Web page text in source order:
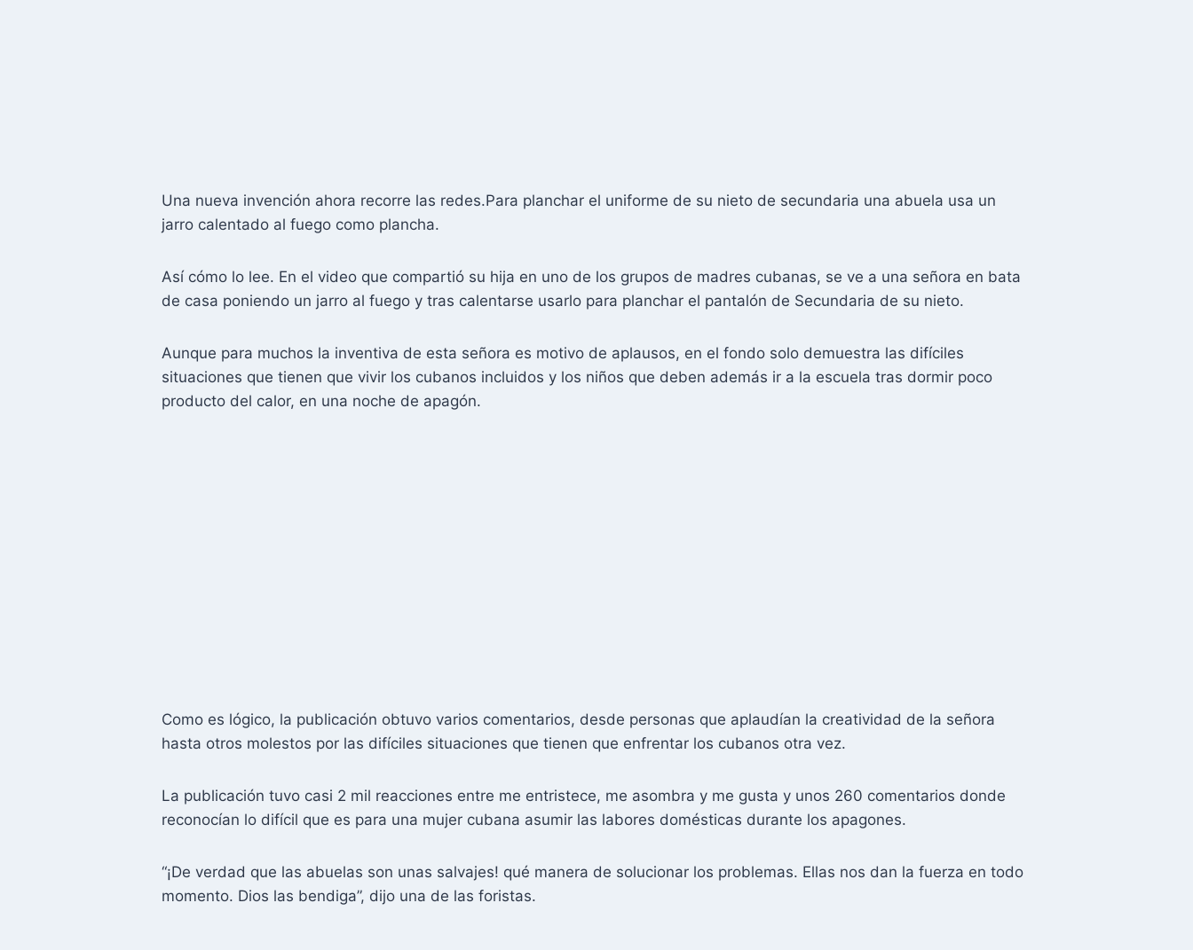
Una nueva invención ahora recorre las redes.Para planchar el uniforme de su nieto de secundaria una abuela usa un
jarro calentado al fuego como plancha.
Así cómo lo lee. En el video que compartió su hija en uno de los grupos de madres cubanas, se ve a una señora en bata
de casa poniendo un jarro al fuego y tras calentarse usarlo para planchar el pantalón de Secundaria de su nieto.
Aunque para muchos la inventiva de esta señora es motivo de aplausos, en el fondo solo demuestra las difíciles
situaciones que tienen que vivir los cubanos incluidos y los niños que deben además ir a la escuela tras dormir poco
producto del calor, en una noche de apagón.
Como es lógico, la publicación obtuvo varios comentarios, desde personas que aplaudían la creatividad de la señora
hasta otros molestos por las difíciles situaciones que tienen que enfrentar los cubanos otra vez.
La publicación tuvo casi 2 mil reacciones entre me entristece, me asombra y me gusta y unos 260 comentarios donde
reconocían lo difícil que es para una mujer cubana asumir las labores domésticas durante los apagones.
“¡De verdad que las abuelas son unas salvajes! qué manera de solucionar los problemas. Ellas nos dan la fuerza en todo
momento. Dios las bendiga”, dijo una de las foristas.